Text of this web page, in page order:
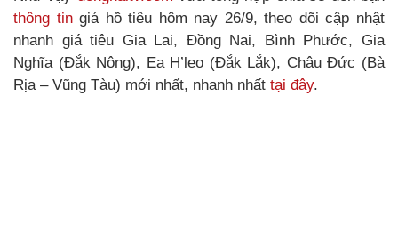
thông tingiá hồ tiêu hôm nay 26/9, theo dõi cập nhật
nhanh giá tiêu Gia Lai, Đồng Nai, Bình Phước, Gia
Nghĩa (Đắk Nông), Ea H’leo (Đắk Lắk), Châu Đức (Bà
Rịa – Vũng Tàu) mới nhất, nhanh nhất tại đây.